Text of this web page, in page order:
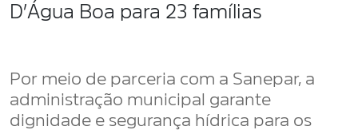
D’Água Boa para 23 famílias
Por meio de parceria com a Sanepar, a
administração municipal garante
dignidade e segurança hídrica para os